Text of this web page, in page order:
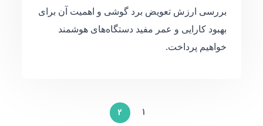
بررسی ارزش تعویض برد گوشی و اهمیت آن برای
بهبود کارایی و عمر مفید دستگاه‌های هوشمند
خواهیم پرداخت.
1
2